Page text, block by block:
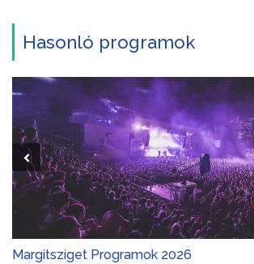
Hasonló programok
Margitsziget Programok 2026